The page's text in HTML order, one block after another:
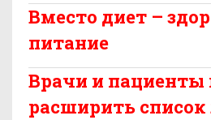
Вместо диет –
питание
Врачи и пациенты
расширить